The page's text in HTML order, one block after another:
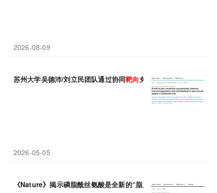
2026-08-09
苏州大学吴德沛/刘立民团队通过协同靶向免疫与缺氧通路：罕见贫
2026-05-05
《Nature》揭示磷脂酰丝氨酸是全新的“脂质检查点”，靶向它可逆